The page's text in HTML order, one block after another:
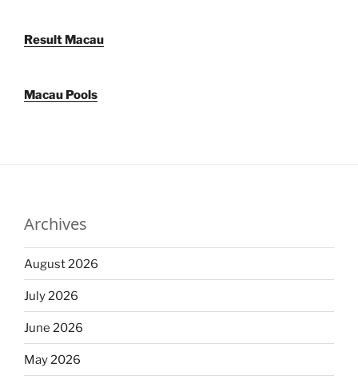
Result Macau
Macau Pools
Archives
August 2026
July 2026
June 2026
May 2026